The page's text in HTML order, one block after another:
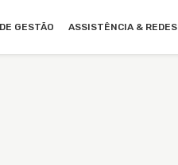
GESTÃO ASSISTÊNCIA & REDES